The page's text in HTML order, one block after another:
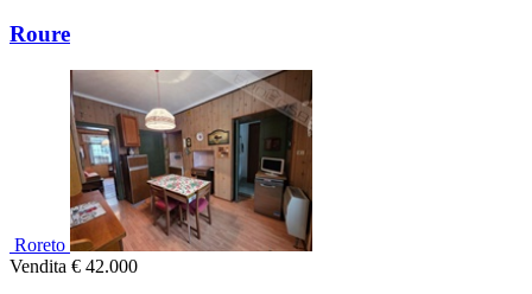
Roure
Roreto
Vendita € 42.000